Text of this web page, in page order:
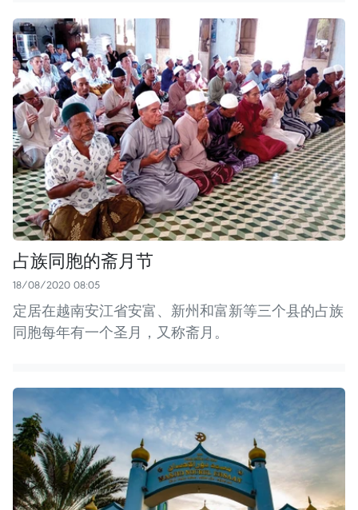
占族同胞的斋月节
18/08/2020 08:05
定居在越南安江省安富、新州和富新等三个县的占族
同胞每年有一个圣月，又称斋月。